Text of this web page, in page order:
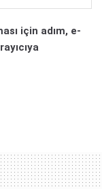
için adım, e-